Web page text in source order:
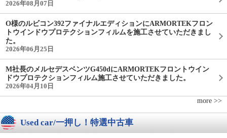
2026年08月07日
O様のルビコン392ファイナルエディションにARMORTEKフロン
トウインドウプロテクションフィルムを施工させていただきまし
た。
2026年06月25日
M社長のメルセデスベンツG450dにARMORTEKフロントウイン
ドウプロテクションフィルム施工させていただきました。
2026年04月10日
more >>
Used car/一押し！特選中古車